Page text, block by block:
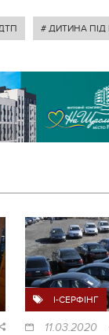
# ДИТИНА
I-СЕРФІНГ
11.03.2020